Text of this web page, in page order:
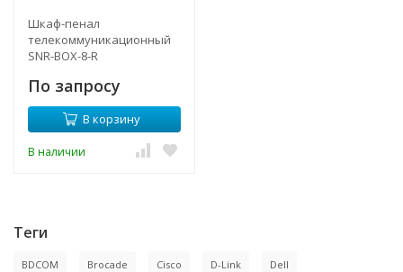
Шкаф-пенал
телекоммуникационный
SNR-BOX-8-R
По запросу
В корзину
В наличии
Теги
BDCOM Brocade Cisco D-Link Dell